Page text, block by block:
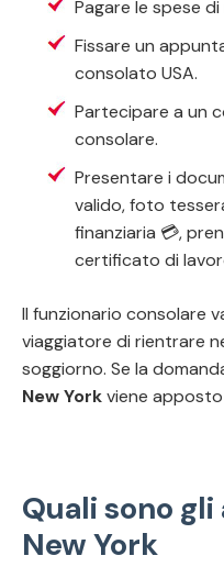
Pagare le spese
Fissare un
consolato USA.
Partecipare a un
consolare.
Presentare i
valido, foto
finanziaria 💳,
certificato di
Il funzionario consolare
viaggiatore di rientrare
soggiorno. Se la
New Yorkviene
Quali sono
New York